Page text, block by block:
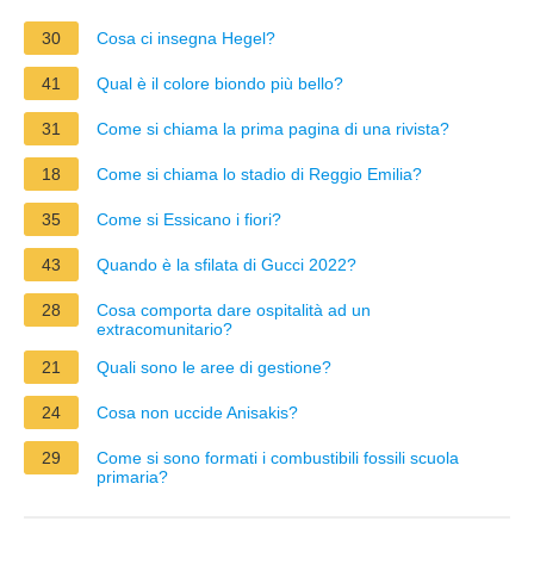
30 Cosa ci insegna Hegel?
41 Qual è il colore biondo più bello?
31 Come si chiama la prima pagina di una rivista?
18 Come si chiama lo stadio di Reggio Emilia?
35 Come si Essicano i fiori?
43 Quando è la sfilata di Gucci 2022?
28
Cosa comporta dare ospitalità ad un
extracomunitario?
21
Quali sono le aree di gestione?
24 Cosa non uccide Anisakis?
29
Come si sono formati i combustibili fossili scuola
primaria?